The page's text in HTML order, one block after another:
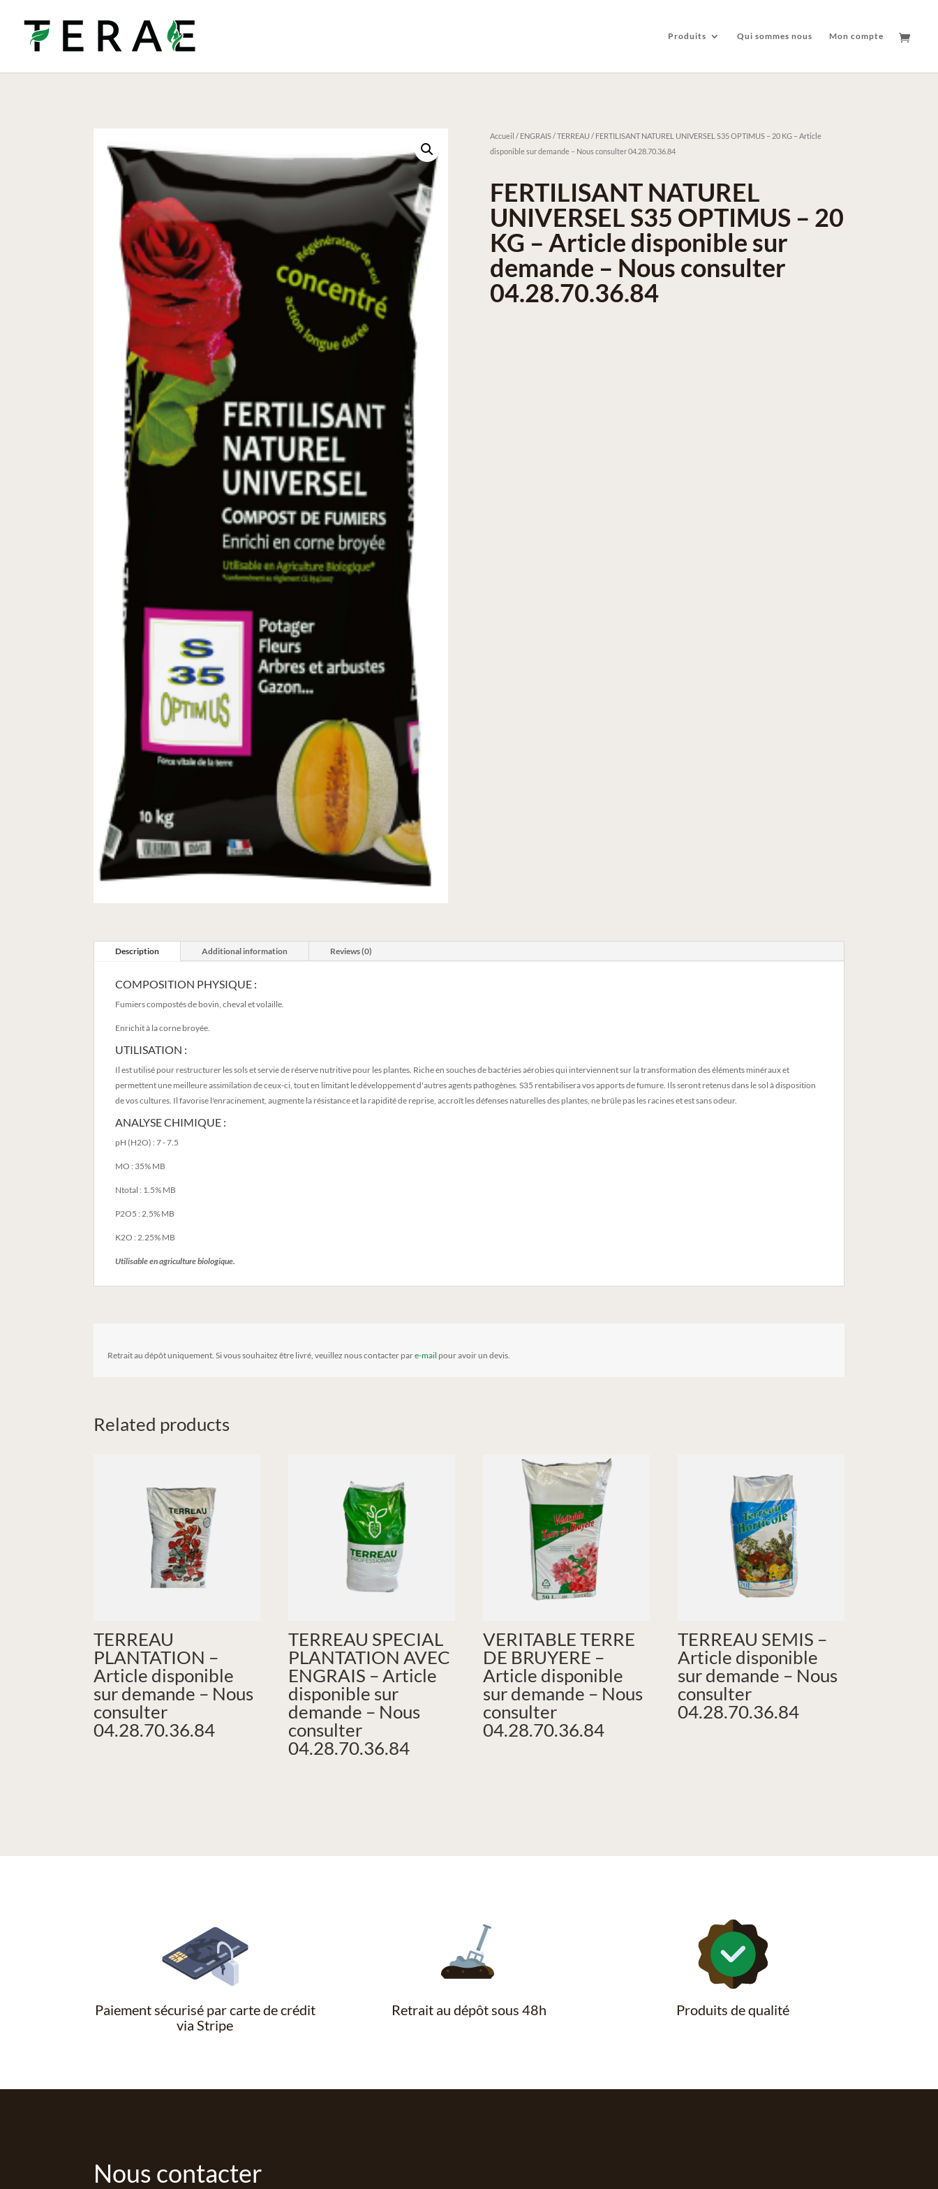
Produits Qui sommes nous Mon compte
Accueil / ENGRAIS / TERREAU / FERTILISANT NATUREL UNIVERSEL S35 OPTIMUS – 20 KG – Article
disponible sur demande – Nous consulter 04.28.70.36.84
FERTILISANT NATUREL
UNIVERSEL S35 OPTIMUS – 20
KG – Article disponible sur
demande – Nous consulter
04.28.70.36.84
Description Additional information Reviews (0)
COMPOSITION PHYSIQUE :
Fumiers compostés de bovin, cheval et volaille.
Enrichit à la corne broyée.
UTILISATION :
Il est utilisé pour restructurer les sols et servie de réserve nutritive pour les plantes. Riche en souches de bactéries aérobies qui interviennent sur la transformation des éléments minéraux et
permettent une meilleure assimilation de ceux-ci, tout en limitant le développement d'autres agents pathogènes. S35 rentabilisera vos apports de fumure. Ils seront retenus dans le sol à disposition
de vos cultures. Il favorise l'enracinement, augmente la résistance et la rapidité de reprise, accroît les défenses naturelles des plantes, ne brûle pas les racines et est sans odeur.
ANALYSE CHIMIQUE :
pH (H2O) : 7 - 7.5
MO : 35% MB
Ntotal : 1.5% MB
P2O5 : 2.5% MB
K2O : 2.25% MB
Utilisable en agriculture biologique.
Retrait au dépôt uniquement. Si vous souhaitez être livré, veuillez nous contacter pare-mail pour avoir un devis.
Related products
TERREAU
PLANTATION –
Article disponible
sur demande – Nous
consulter
04.28.70.36.84
TERREAU SPECIAL
PLANTATION AVEC
ENGRAIS – Article
disponible sur
demande – Nous
consulter
04.28.70.36.84
VERITABLE TERRE
DE BRUYERE –
Article disponible
sur demande – Nous
consulter
04.28.70.36.84
TERREAU SEMIS –
Article disponible
sur demande – Nous
consulter
04.28.70.36.84
Paiement sécurisé par carte de crédit
via Stripe
Retrait au dépôt sous 48h Produits de qualité
Nous contacter